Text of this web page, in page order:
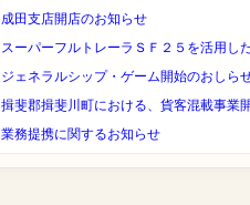
成田支店開店のお知らせ
スーパーフルトレーラＳＦ２５を活用し
ジェネラルシップ・ゲーム開始のおしら
揖斐郡揖斐川町における、貨客混載事業
業務提携に関するお知らせ